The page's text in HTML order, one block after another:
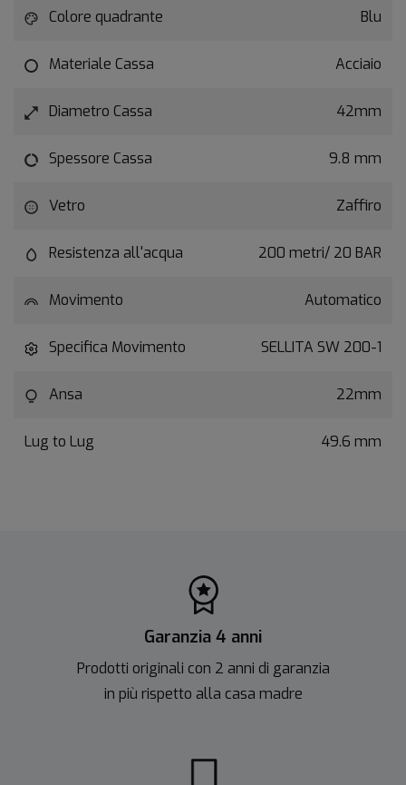
Colore quadrante Blu
Materiale Cassa Acciaio
Diametro Cassa 42mm
Spessore Cassa 9.8 mm
Vetro Zaffiro
Resistenza all'acqua 200 metri/ 20 BAR
Movimento Automatico
Specifica Movimento SELLITA SW 200-1
Ansa 22mm
Lug to Lug 49.6 mm
Garanzia 4 anni
Prodotti originali con 2 anni di garanzia
in più rispetto alla casa madre